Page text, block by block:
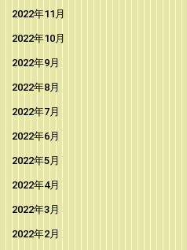
2022年11月
2022年10月
2022年9月
2022年8月
2022年7月
2022年6月
2022年5月
2022年4月
2022年3月
2022年2月